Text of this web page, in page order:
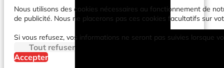
Nous utilisons des cookies nécessaires au fonctionnement de
de publicité. Nous ne placerons pas ces cookies facultatifs sur
Si vous refusez, vos informations ne seront pas suivies lorsque
Tout refuser
Accepter